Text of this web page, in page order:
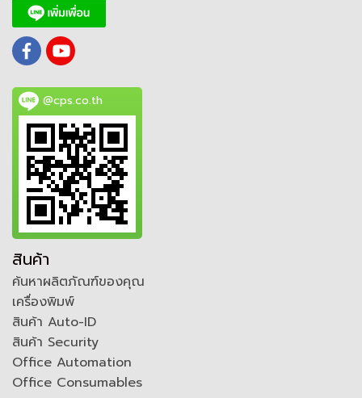
@cps.co.th
สินค้า
ค้นหาผลิตภัณฑ์ของคุณ
เครื่องพิมพ์
สินค้า Auto-ID
สินค้า Security
Office Automation
Office Consumables